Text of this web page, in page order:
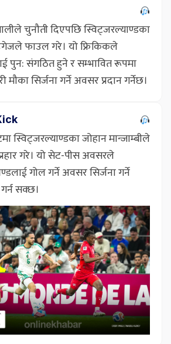
चुनौती दिएपछि स्विट्जरल्याण्डका
फाउल गरे। यो फ्रिकिकले
पुन: संगठित हुने र सम्भावित रूपमा
सिर्जना गर्ने अवसर प्रदान गर्नेछ।
स्विट्जरल्याण्डका जोहान मान्जाम्बीले
गरे। यो सेट-पीस अवसरले
गोल गर्ने अवसर सिर्जना गर्ने
सक्छ।